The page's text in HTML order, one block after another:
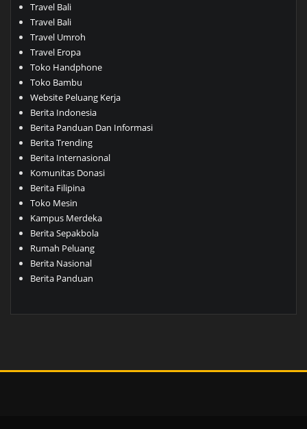
Travel Bali
Travel Bali
Travel Umroh
Travel Eropa
Toko Handphone
Toko Bambu
Website Peluang Kerja
Berita Indonesia
Berita Panduan Dan Informasi
Berita Trending
Berita Internasional
Komunitas Donasi
Berita Filipina
Toko Mesin
Kampus Merdeka
Berita Sepakbola
Rumah Peluang
Berita Nasional
Berita Panduan